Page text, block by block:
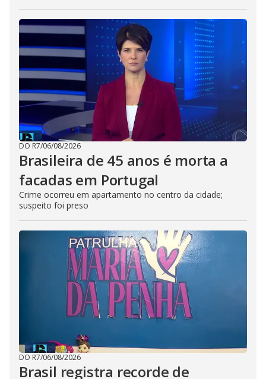
DO R7/06/08/2026
Brasileira de 45 anos é morta a
facadas em Portugal
Crime ocorreu em apartamento no centro da cidade;
suspeito foi preso
DO R7/06/08/2026
Brasil registra recorde de